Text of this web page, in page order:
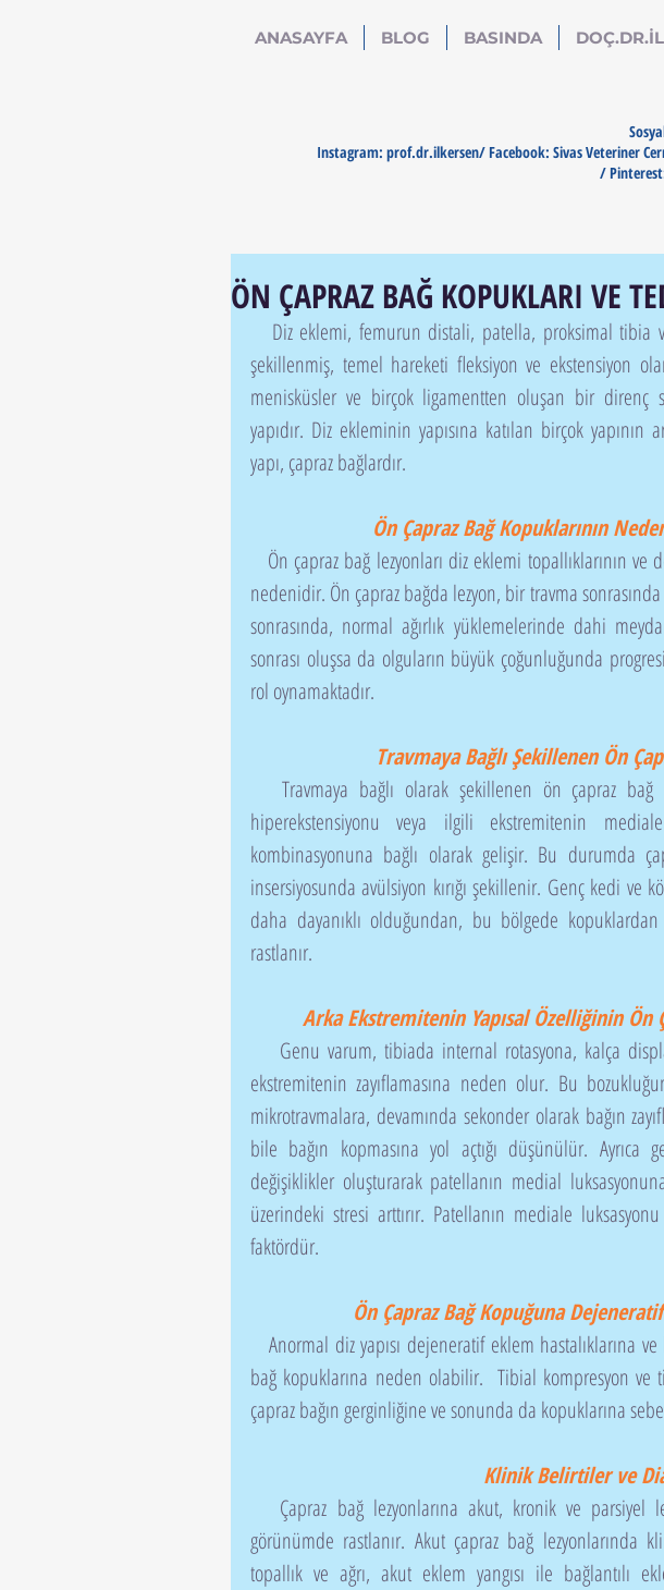
ANASAYFA BLOG BASINDA
Instagram: prof.dr.ilkersen/ Facebook: Sivas Veteriner
/
ÖN ÇAPRAZ BAĞ KOPUKLARI VE
şekillenmiş, temel hareketi fleksiyon ve ekstensiyon
menisküsler ve birçok ligamentten oluşan bir direnç
yapıdır. Diz ekleminin yapısına katılan birçok
yapı, çapraz bağlardır.
Ön Çapraz Bağ Kopuklarının
nedenidir. Ön çapraz bağda lezyon, bir travma
sonrasında, normal ağırlık yüklemelerinde dahi
sonrası oluşsa da olguların büyük çoğunluğunda
rol oynamaktadır.
Travmaya Bağlı Şekillenen Ön
   Travmaya bağlı olarak şekillenen ön çapraz bağ lezyonları, ani şekillenen diz eklemi
hiperekstensiyonu veya ilgili ekstremitenin
kombinasyonuna bağlı olarak gelişir. Bu durumda
insersiyosunda avülsiyon kırığı şekillenir. Genç kedi ve
daha dayanıklı olduğundan, bu bölgede kopuklardan
rastlanır.
Arka Ekstremitenin Yapısal Özelliğinin Ön
ekstremitenin zayıflamasına neden olur. Bu
mikrotravmalara, devamında sekonder olarak bağın
bile bağın kopmasına yol açtığı düşünülür. Ayrıca
değişiklikler oluşturarak patellanın medial
üzerindeki stresi arttırır. Patellanın mediale
faktördür.
Ön Çapraz Bağ Kopuğuna
bağ kopuklarına neden olabilir.  Tibial kompresyon ve
çapraz bağın gerginliğine ve sonunda da kopuklarına
Klinik Belirtiler ve
görünümde rastlanır. Akut çapraz bağ lezyonlarında
topallık ve ağrı, akut eklem yangısı ile bağlantılı